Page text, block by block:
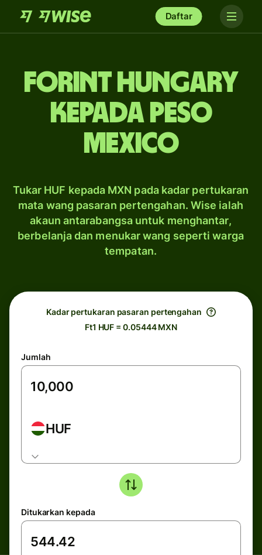
Daftar
forint Hungary
kepada peso
Mexico
Tukar HUF kepada MXN pada kadar pertukaran
mata wang pasaran pertengahan. Wise ialah
akaun antarabangsa untuk menghantar,
berbelanja dan menukar wang seperti warga
tempatan.
Kadar pertukaran pasaran pertengahan
Ft1 HUF = 0.05444 MXN
Jumlah
HUF
Ditukarkan kepada